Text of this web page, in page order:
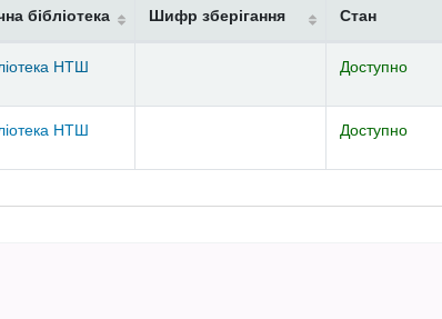
бібліотека Шифр зберігання Стан
НТШ Доступно
НТШ Доступно